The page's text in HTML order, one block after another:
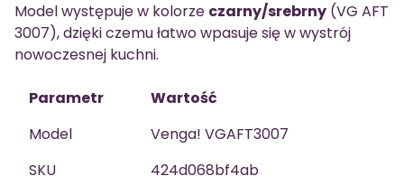
Model występuje w kolorze czarny/srebrny (VG AFT
3007), dzięki czemu łatwo wpasuje się w wystrój
nowoczesnej kuchni.
Parametr
Wartość
Model
Venga! VGAFT3007
SKU
424d068bf4ab